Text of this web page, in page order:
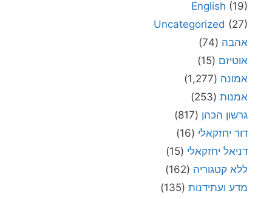
English (19)
Uncategorized (27)
אהבה (74)
אוטיזם (15)
אמונה (1,277)
אמנות (253)
גרשון הכהן (817)
דור יחזקאלי (16)
דניאל יחזקאלי (15)
ללא קטגוריה (162)
מדע ועתידנות (135)